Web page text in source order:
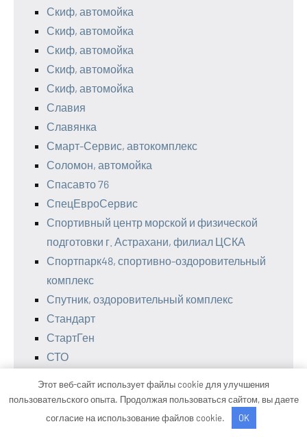
Скиф, автомойка
Скиф, автомойка
Скиф, автомойка
Скиф, автомойка
Скиф, автомойка
Славия
Славянка
Смарт-Сервис, автокомплекс
Соломон, автомойка
Спасавто 76
СпецЕвроСервис
Спортивный центр морской и физической
подготовки г. Астрахани, филиал ЦСКА
Спортпарк48, спортивно-оздоровительный
комплекс
Спутник, оздоровительный комплекс
Стандарт
СтартГен
СТО
СТО Бор
Сто лошадок, автосервис
Этот веб-сайт использует файлы cookie для улучшения
пользовательского опыта. Продолжая пользоваться сайтом, вы даете
согласие на использование файлов cookie.
OK